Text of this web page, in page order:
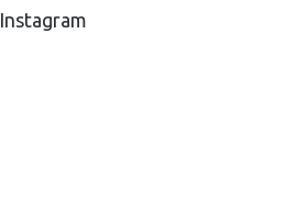
Instagram